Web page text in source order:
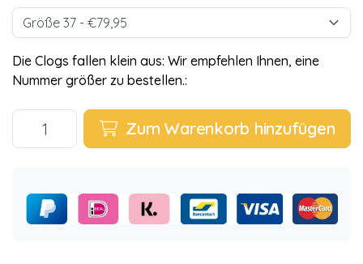
Die Clogs fallen klein aus: Wir empfehlen Ihnen, eine
Nummer größer zu bestellen.:
Zum Warenkorb hinzufügen